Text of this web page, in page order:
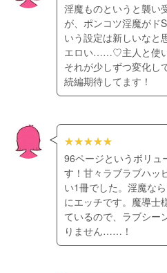
淫魔ものというと襲い
が、ポンコツ淫魔がド
いう設定は新しいなと
エロい……♡主人と使い
それが少しずつ変化し
続編期待してます！
96ページというボリュ
す！甘々ラブラブハッ
い1冊でした。淫魔な
にエッチです。魔導士
ているので、ラブシー
りません……！